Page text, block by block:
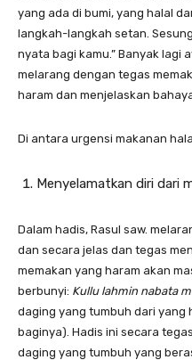
yang ada di bumi, yang halal
langkah-langkah setan.
nyata bagi kamu.” Banyak lagi
melarang dengan tegas
haram dan menjelaskan
Di antara urgensi makanan
Menyelamatkan diri dari
Dalam hadis, Rasul saw.
dan secara jelas dan tegas
memakan yang haram akan
berbunyi: Kullu lahmin nabata
daging yang tumbuh dari yang
baginya). Hadis ini secara
daging yang tumbuh yang